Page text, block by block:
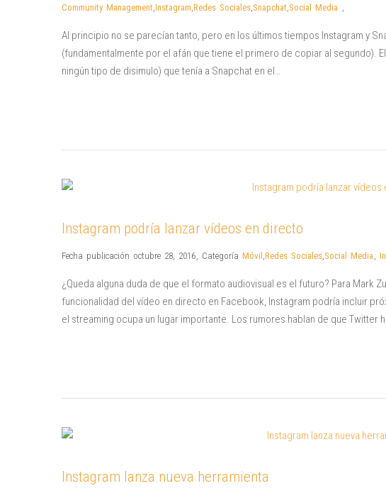
Community Management,Instagram,Redes Sociales,Snapchat,Social Media ,
Al principio no se parecían tanto, pero en los últimos tiempos Instagram y
(fundamentalmente por el afán que tiene el primero de copiar al segundo).
ningún tipo de disimulo) que tenía a Snapchat en el…
Instagram podría lanzar vídeos en directo
Fecha publicación octubre 28, 2016, Categoría Móvil ,Redes Sociales,Social Media ,
¿Queda alguna duda de que el formato audiovisual es el futuro? Para Mark
funcionalidad del vídeo en directo en Facebook, Instagram podría incluir
el streaming ocupa un lugar importante. Los rumores hablan de que Twitter
Instagram lanza nueva herramienta